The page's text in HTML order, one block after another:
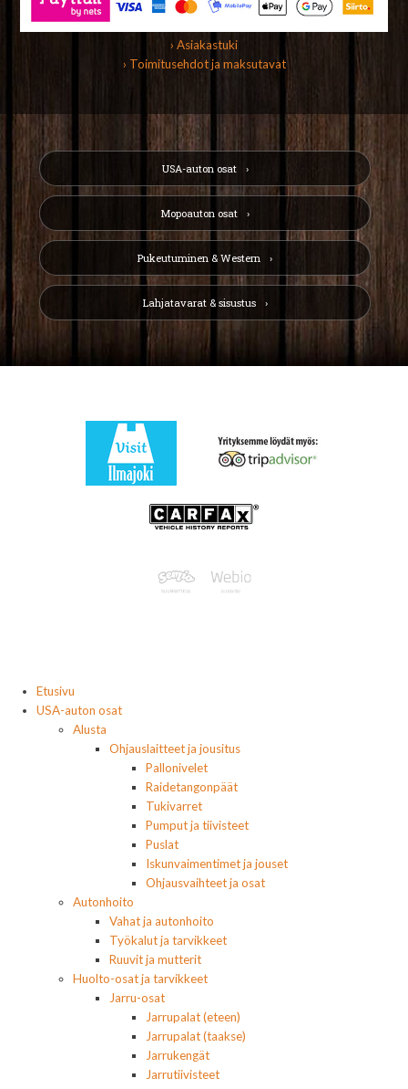
› Asiakastuki
› Toimitusehdot ja maksutavat
USA-auton osat
Mopoauton osat
Pukeutuminen & Western
Lahjatavarat & sisustus
Etusivu
USA-auton osat
Alusta
Ohjauslaitteet ja jousitus
Pallonivelet
Raidetangonpäät
Tukivarret
Pumput ja tiivisteet
Puslat
Iskunvaimentimet ja jouset
Ohjausvaihteet ja osat
Autonhoito
Vahat ja autonhoito
Työkalut ja tarvikkeet
Ruuvit ja mutterit
Huolto-osat ja tarvikkeet
Jarru-osat
Jarrupalat (eteen)
Jarrupalat (taakse)
Jarrukengät
Jarrutiivisteet